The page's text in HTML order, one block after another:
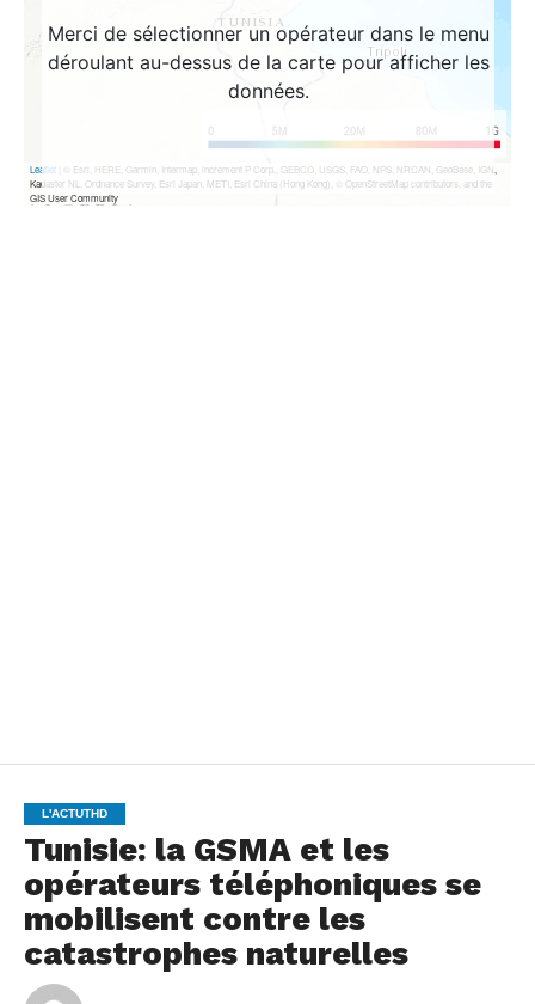
L'ACTUTHD
Tunisie: la GSMA et les
opérateurs téléphoniques se
mobilisent contre les
catastrophes naturelles